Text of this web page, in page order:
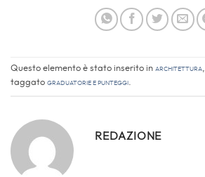
Questo elemento è stato inserito in Architettura,
taggato Graduatorie e Punteggi.
REDAZIONE